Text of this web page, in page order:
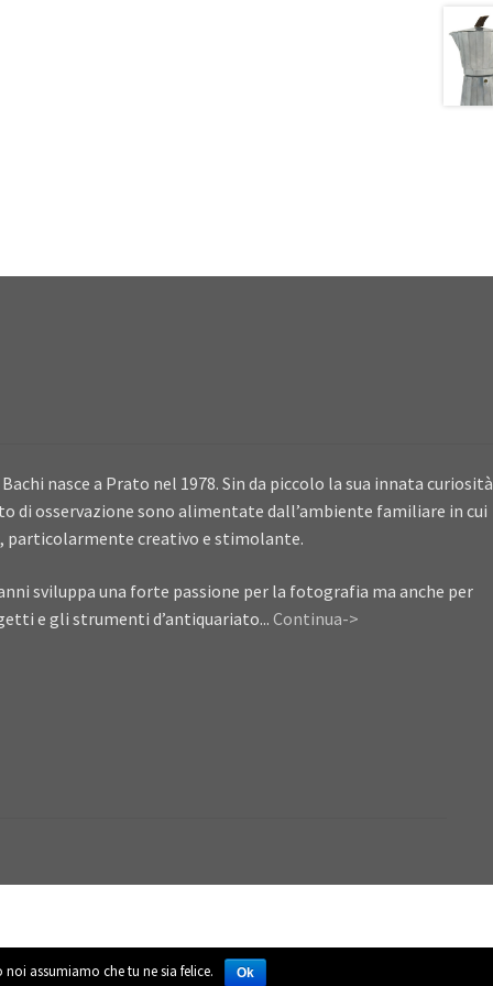
nasce a Prato nel 1978. Sin da piccolo la sua innata curiosità
di osservazione sono alimentate dall’ambiente familiare in cui
particolarmente creativo e stimolante.
sviluppa una forte passione per la fotografia ma anche per
e gli strumenti d’antiquariato... Continua->
assumiamo che tu ne sia felice. Ok